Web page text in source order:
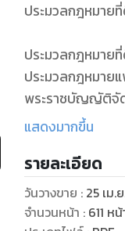
ประมวลกฎหมา
ประมวลกฎหมาย
ประมวลกฎหมา
พระราชบัญญัติจั
พระราชบัญญัติจั
พระราชบัญญัติกา
พระราชบัญญัติก
พระราชบัญญัติคุ้ม
แสดงมากขึ้น
รายละเอียด
วันวางขาย : 25 เม.
จำนวนหน้า : 611 หน้